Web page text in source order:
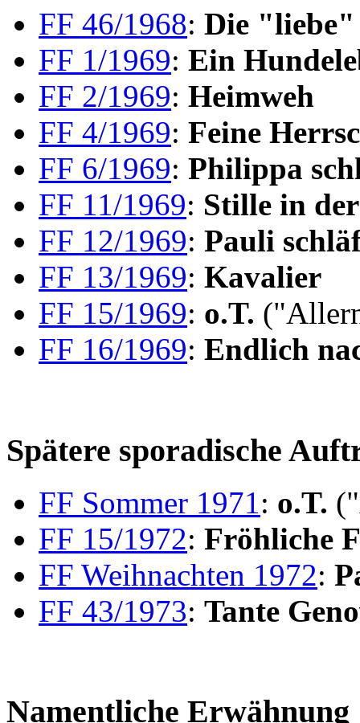
FF 46/1968: Die "liebe"
FF 1/1969: Ein
FF 2/1969: Heimweh
FF 4/1969: Feine
FF 6/1969: Philippa
FF 11/1969: Stille in
FF 12/1969: Pauli
FF 13/1969: Kavalier
FF 15/1969: o.T.
FF 16/1969: Endlich
Spätere sporadische
FF Sommer 1971: o.T.
FF 15/1972: Fröhliche
FF Weihnachten 1972:
FF 43/1973: Tante
Namentliche Erwähnung